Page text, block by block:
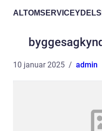
10 januar 2025 admin